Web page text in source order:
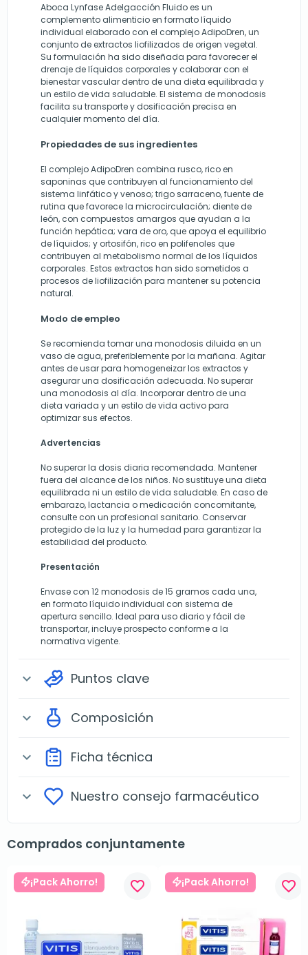
Aboca Lynfase Adelgacción Fluido es un
complemento alimenticio en formato líquido
individual elaborado con el complejo AdipoDren, un
conjunto de extractos liofilizados de origen vegetal.
Su formulación ha sido diseñada para favorecer el
drenaje de líquidos corporales y colaborar con el
bienestar vascular dentro de una dieta equilibrada y
un estilo de vida saludable. El sistema de monodosis
facilita su transporte y dosificación precisa en
cualquier momento del día.
Propiedades de sus ingredientes
El complejo AdipoDren combina rusco, rico en
saponinas que contribuyen al funcionamiento del
sistema linfático y venoso; trigo sarraceno, fuente de
rutina que favorece la microcirculación; diente de
león, con compuestos amargos que ayudan a la
función hepática; vara de oro, que apoya el equilibrio
de líquidos; y ortosifón, rico en polifenoles que
contribuyen al metabolismo normal de los líquidos
corporales. Estos extractos han sido sometidos a
procesos de liofilización para mantener su potencia
natural.
Modo de empleo
Se recomienda tomar una monodosis diluida en un
vaso de agua, preferiblemente por la mañana. Agitar
antes de usar para homogeneizar los extractos y
asegurar una dosificación adecuada. No superar
una monodosis al día. Incorporar dentro de una
dieta variada y un estilo de vida activo para
optimizar sus efectos.
Advertencias
No superar la dosis diaria recomendada. Mantener
fuera del alcance de los niños. No sustituye una dieta
equilibrada ni un estilo de vida saludable. En caso de
embarazo, lactancia o medicación concomitante,
consulte con un profesional sanitario. Conservar
protegido de la luz y la humedad para garantizar la
estabilidad del producto.
Presentación
Envase con 12 monodosis de 15 gramos cada una,
en formato líquido individual con sistema de
apertura sencillo. Ideal para uso diario y fácil de
transportar, incluye prospecto conforme a la
normativa vigente.
expand_more Puntos clave
expand_more Composición
expand_more Ficha técnica
expand_more Nuestro consejo farmacéutico
Comprados conjuntamente
¡Pack Ahorro! favorite_border ¡Pack Ahorro! favorite_border